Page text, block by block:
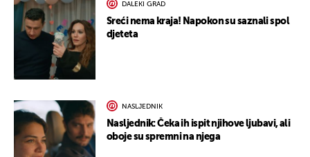
DALEKI GRAD
Sreći nema kraja! Napokon su saznali spol
djeteta
NASLJEDNIK
Nasljednik: Čeka ih ispit njihove ljubavi, ali
oboje su spremni na njega